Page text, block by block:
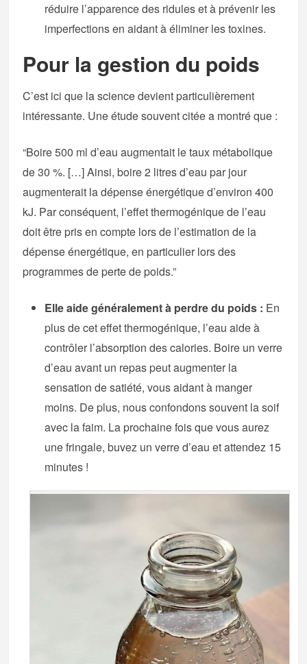
réduire l’apparence des ridules et à prévenir les
imperfections en aidant à éliminer les toxines.
Pour la gestion du poids
C’est ici que la science devient particulièrement
intéressante. Une étude souvent citée a montré que :
“Boire 500 ml d’eau augmentait le taux métabolique
de 30 %. […] Ainsi, boire 2 litres d’eau par jour
augmenterait la dépense énergétique d’environ 400
kJ. Par conséquent, l’effet thermogénique de l’eau
doit être pris en compte lors de l’estimation de la
dépense énergétique, en particulier lors des
programmes de perte de poids.”
Elle aide généralement à perdre du poids : En
plus de cet effet thermogénique, l’eau aide à
contrôler l’absorption des calories. Boire un verre
d’eau avant un repas peut augmenter la
sensation de satiété, vous aidant à manger
moins. De plus, nous confondons souvent la soif
avec la faim. La prochaine fois que vous aurez
une fringale, buvez un verre d’eau et attendez 15
minutes !